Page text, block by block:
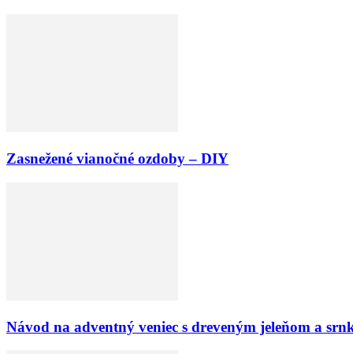
Zasnežené vianočné ozdoby – DIY
Návod na adventný veniec s dreveným jeleňom a